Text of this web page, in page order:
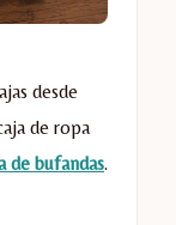
desde
de ropa
de bufandas.